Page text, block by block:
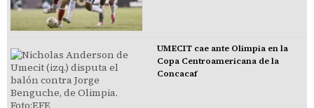
UMECIT cae ante Olimpia en la
Copa Centroamericana de la
Concacaf